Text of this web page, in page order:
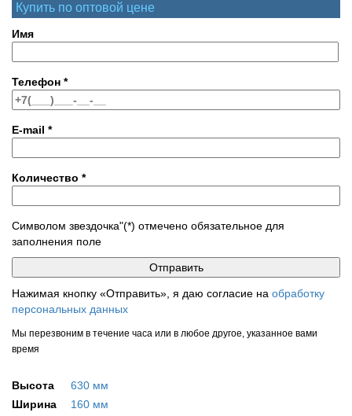
Купить по оптовой цене
Имя
Телефон *
E-mail *
Количество *
Символом звездочка"(*) отмечено обязательное для
заполнения поле
Нажимая кнопку «Отправить», я даю согласие на обработку
персональных данных
Мы перезвоним в течение часа или в любое другое, указанное вами
время
Высота
630 мм
Ширина
160 мм